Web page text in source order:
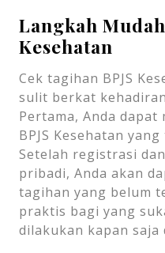
Langkah
Kesehatan
Cek tagihan BPJS
sulit berkat
Pertama, Anda
BPJS Kesehatan
Setelah registrasi
pribadi, Anda akan
tagihan yang belum
praktis bagi yang
dilakukan kapan saja